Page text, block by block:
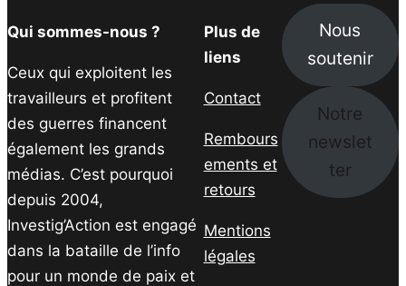
Qui sommes-nous ?
Ceux qui exploitent les
travailleurs et profitent
des guerres financent
également les grands
médias. C’est pourquoi
depuis 2004,
Investig’Action est engagé
dans la bataille de l’info
pour un monde de paix et
Plus de
liens
Contact
Rembours
ements et
retours
Mentions
légales
Nous
soutenir
Notre
newslet
ter